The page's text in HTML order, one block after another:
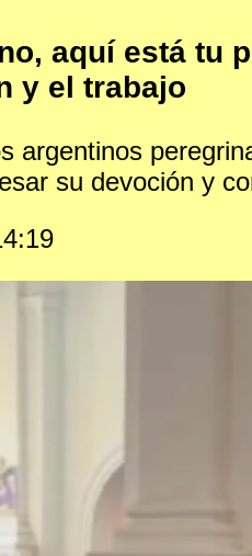
aquí está tu
y el trabajo
argentinos
su devoción y